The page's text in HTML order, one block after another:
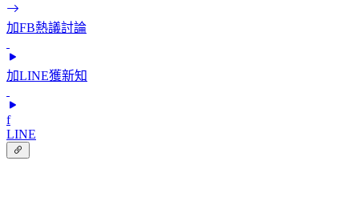
加FB熱議討論
加LINE獲新知
f
LINE